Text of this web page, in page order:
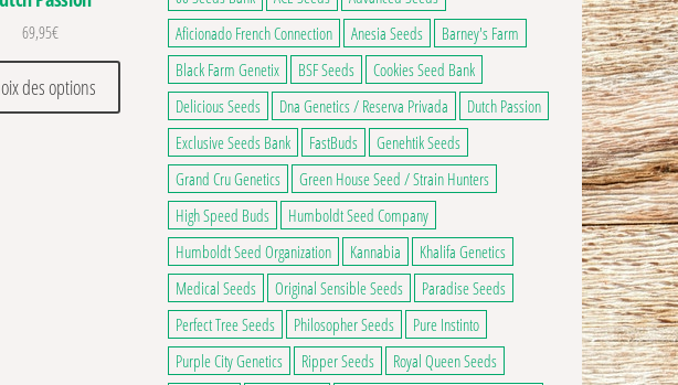
être choisies sur la page du produit
variations. Les options peuvent être choisies sur la page du produit
69,95€
des options
Ce produit a plusieurs variations. Les options peuvent être choisies sur la page du
Aficionado French Connection
Anesia Seeds
Barney's Farm
Black Farm Genetix
BSF Seeds
Cookies Seed Bank
Delicious Seeds
Dna Genetics / Reserva Privada
Dutch Passion
Exclusive Seeds Bank
FastBuds
Genehtik Seeds
Grand Cru Genetics
Green House Seed / Strain Hunters
High Speed Buds
Humboldt Seed Company
Humboldt Seed Organization
Kannabia
Khalifa Genetics
Medical Seeds
Original Sensible Seeds
Paradise Seeds
Perfect Tree Seeds
Philosopher Seeds
Pure Instinto
Purple City Genetics
Ripper Seeds
Royal Queen Seeds